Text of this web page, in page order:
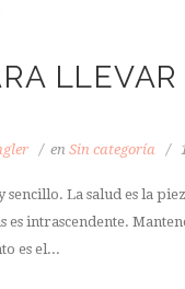
en Sin categoría
La salud es la
es intrascendente.
es el...